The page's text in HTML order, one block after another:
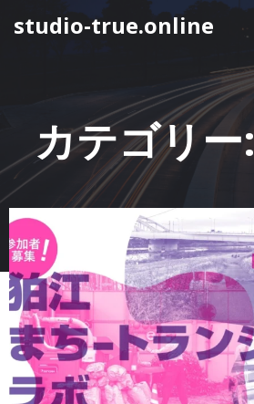
ン
ン
ツ
へ
ス
プ
studio-true.online
カテゴリー: